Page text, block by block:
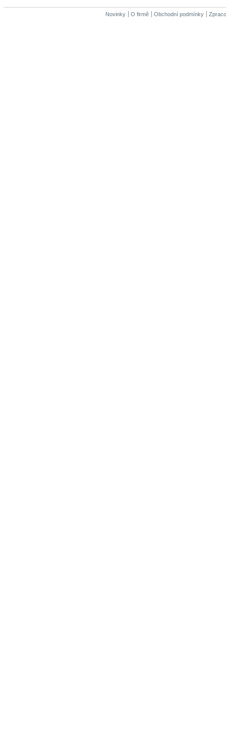
Novinky O firmě Obchodní podmínky